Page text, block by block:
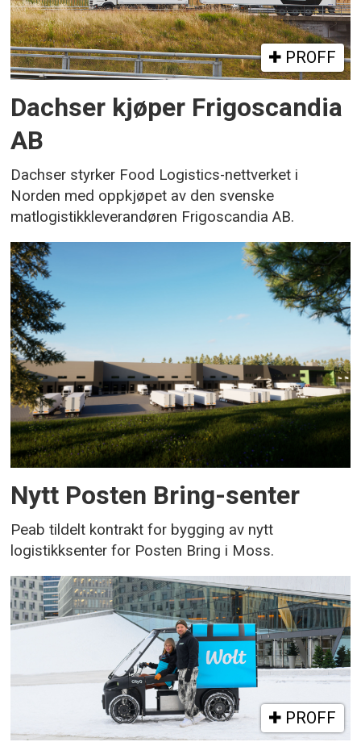
PROFF
Dachser kjøper Frigoscandia
AB
Dachser styrker Food Logistics-nettverket i
Norden med oppkjøpet av den svenske
matlogistikkleverandøren Frigoscandia AB.
Nytt Posten Bring-senter
Peab tildelt kontrakt for bygging av nytt
logistikksenter for Posten Bring i Moss.
PROFF